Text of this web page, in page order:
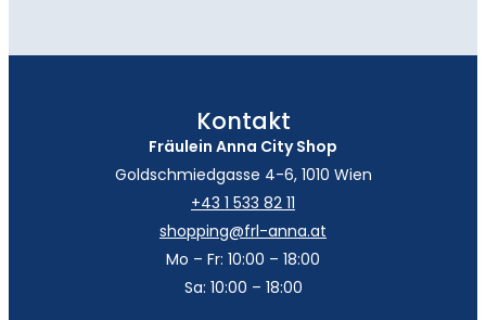
Kontakt
Fräulein Anna City Shop
Goldschmiedgasse 4-6, 1010 Wien
+43 1 533 82 11
shopping@frl-anna.at
Mo – Fr: 10:00 – 18:00
Sa: 10:00 – 18:00